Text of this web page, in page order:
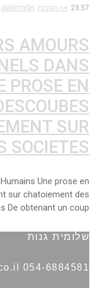
23:57 אין תגובות
AMOURS
DANS
PROSE EN
SUR
SOCIETES
Une prose en
sur chatoiement des
De obtenant un coup
שלומית גנות
054-6884581 studio@shlomtz.co.il